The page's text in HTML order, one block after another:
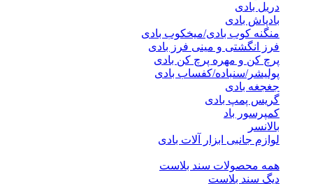
دریل بادی
بادپاش بادی
منگنه کوب بادی/میخکوب بادی
فرز انگشتی و مینی فرز بادی
پرچ کن و مهره پرچ کن بادی
پولیشر/سنباده/کفساب بادی
جغجغه بادی
گریس پمپ بادی
کمپرسور باد
بالانسر
لوازم جانبی ابزار آلات بادی
همه محصولات سند بلاست
دیگ سند بلاست